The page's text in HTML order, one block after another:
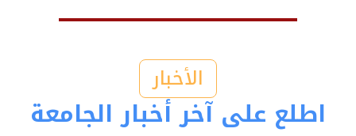
الأخبار
اطلع على آخر أخبار الجامعة